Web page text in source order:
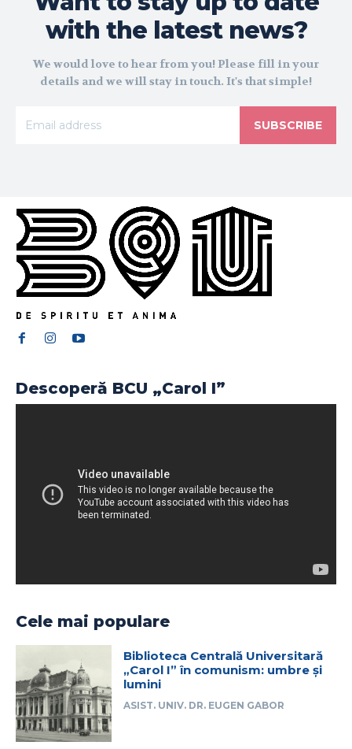
with the latest news?
We would love to hear from you! Please fill in your
details and we will stay in touch. It's that simple!
SUBSCRIBE
Descoperă BCU „Carol I”
Cele mai populare
Biblioteca Centrală Universitară
„Carol I” în comunism: umbre și
lumini
ASIST. UNIV. DR. EUGEN GABOR